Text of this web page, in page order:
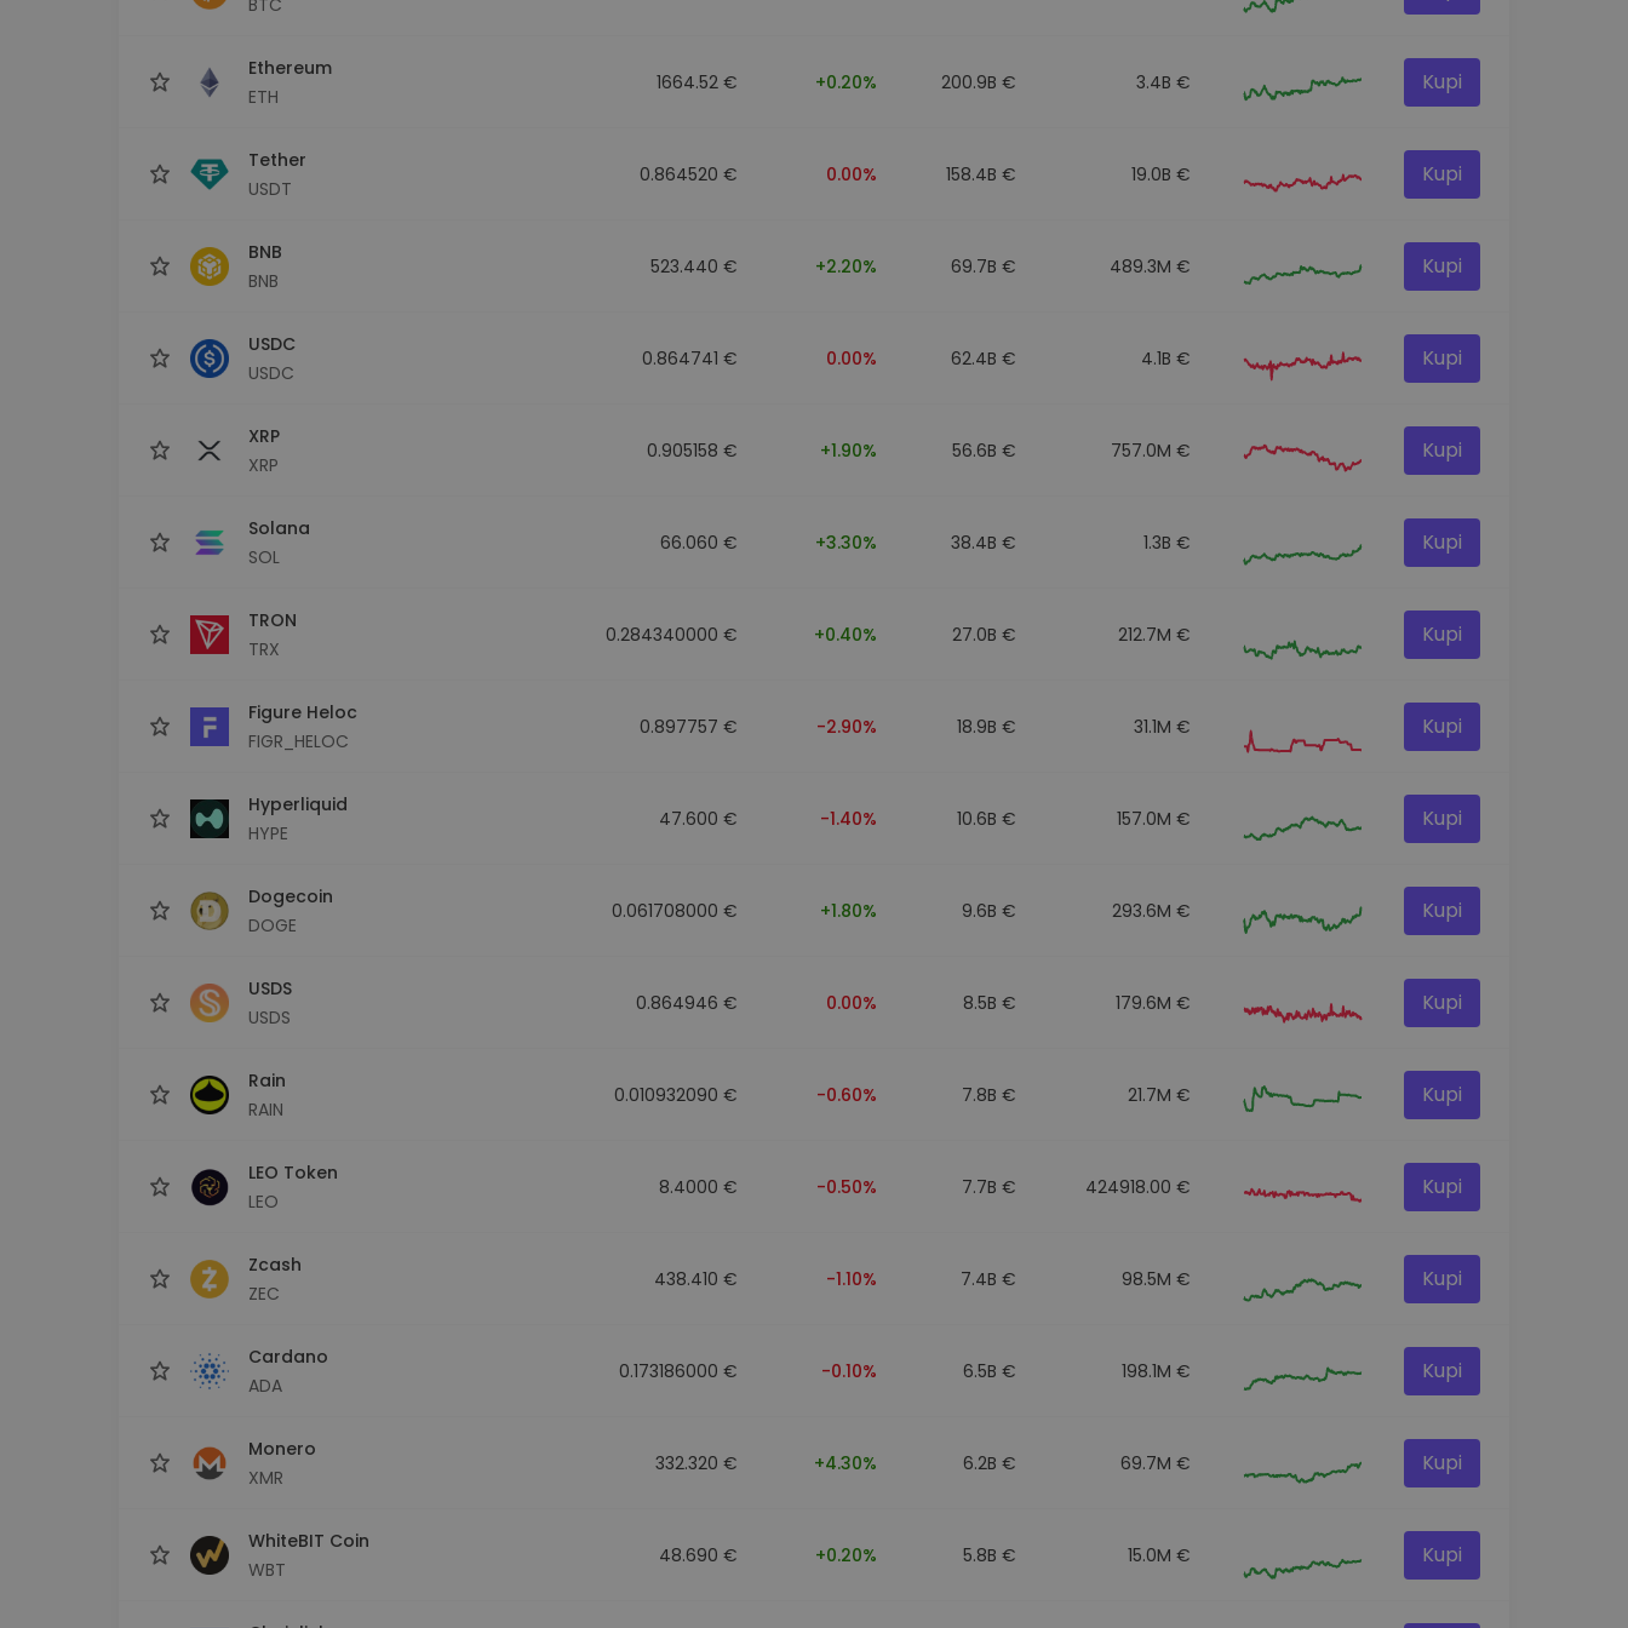
Ethereum
ETH
1664.52 € +0.20% 200.9B € 3.4B € Kupi
Tether
USDT
0.864520 € 0.00% 158.4B € 19.0B € Kupi
BNB
BNB
523.440 € +2.20% 69.7B € 489.3M € Kupi
USDC
USDC
0.864741 € 0.00% 62.4B € 4.1B € Kupi
XRP
XRP
0.905158 € +1.90% 56.6B € 757.0M € Kupi
Solana
SOL
66.060 € +3.30% 38.4B € 1.3B € Kupi
TRON
TRX
0.284340000 € +0.40% 27.0B € 212.7M € Kupi
Figure Heloc
FIGR_HELOC
0.897757 € -2.90% 18.9B € 31.1M € Kupi
Hyperliquid
HYPE
47.600 € -1.40% 10.6B € 157.0M € Kupi
Dogecoin
DOGE
0.061708000 € +1.80% 9.6B € 293.6M € Kupi
USDS
USDS
0.864946 € 0.00% 8.5B € 179.6M € Kupi
Rain
RAIN
0.010932090 € -0.60% 7.8B € 21.7M € Kupi
LEO Token
LEO
8.4000 € -0.50% 7.7B € 424918.00 € Kupi
Zcash
ZEC
438.410 € -1.10% 7.4B € 98.5M € Kupi
Cardano
ADA
0.173186000 € -0.10% 6.5B € 198.1M € Kupi
Monero
XMR
332.320 € +4.30% 6.2B € 69.7M € Kupi
WhiteBIT Coin
WBT
48.690 € +0.20% 5.8B € 15.0M € Kupi